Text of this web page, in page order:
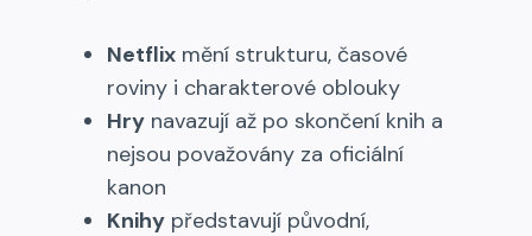
Netflix mění strukturu, časové
roviny i charakterové oblouky
Hry navazují až po skončení knih a
nejsou považovány za oficiální
kanon
Knihy představují původní,